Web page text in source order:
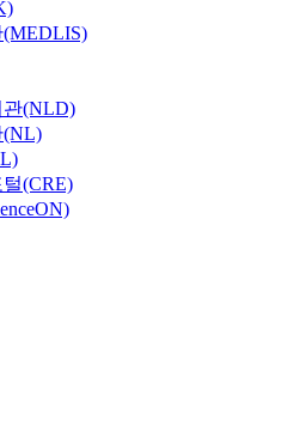
관(NLD)
(NL)
(CRE)